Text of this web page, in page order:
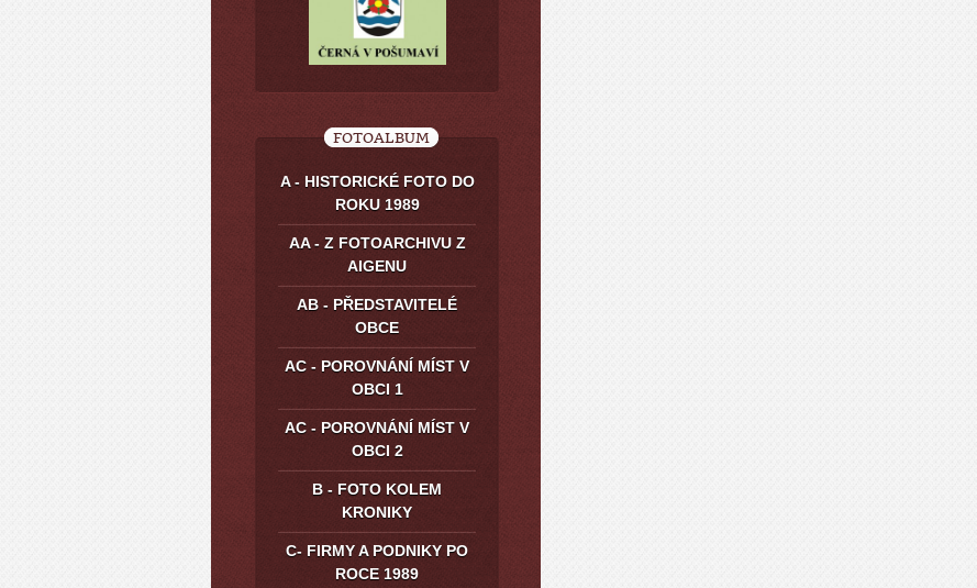
FOTOALBUM
A - HISTORICKÉ FOTO DO
ROKU 1989
AA - Z FOTOARCHIVU Z
AIGENU
AB - PŘEDSTAVITELÉ
OBCE
AC - POROVNÁNÍ MÍST V
OBCI 1
AC - POROVNÁNÍ MÍST V
OBCI 2
B - FOTO KOLEM
KRONIKY
C- FIRMY A PODNIKY PO
ROCE 1989